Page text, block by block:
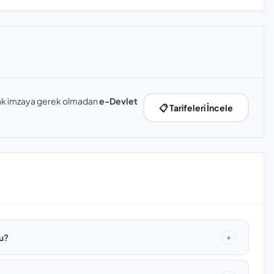
imzaya gerek olmadane-Devlet
📋 Tarifeleri İncele
+